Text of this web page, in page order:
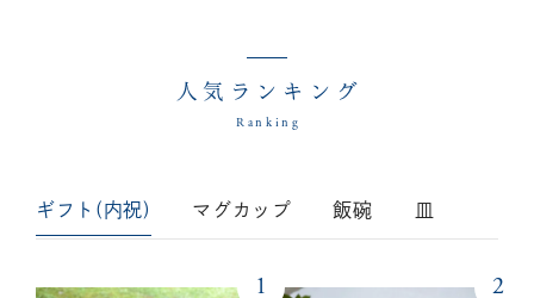
人気ランキング
Ranking
ギフト(内祝) マグカップ 飯碗 皿
1 2